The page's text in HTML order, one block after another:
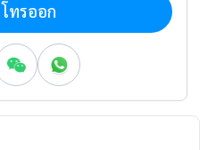
โทรออก